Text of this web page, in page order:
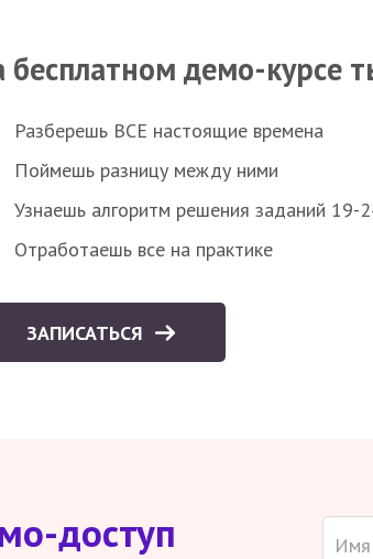
бесплатном демо-курсе
Разберешь ВСЕ настоящие времена
Поймешь разницу между ними
Узнаешь алгоритм решения заданий 19-
Отработаешь все на практике
ЗАПИСАТЬСЯ
доступ